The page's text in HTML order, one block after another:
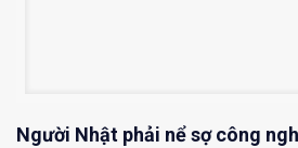
Người Nhật phải nể sợ công